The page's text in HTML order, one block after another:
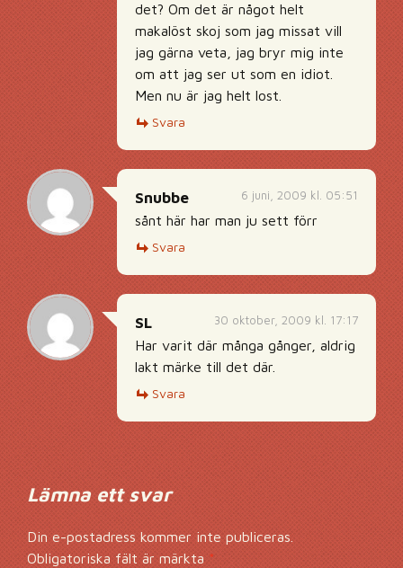
det? Om det är något helt
makalöst skoj som jag missat vill
jag gärna veta, jag bryr mig inte
om att jag ser ut som en idiot.
Men nu är jag helt lost.
Svara
6 juni, 2009 kl. 05:51
Snubbe
sånt här har man ju sett förr
Svara
30 oktober, 2009 kl. 17:17
SL
Har varit där många gånger, aldrig
lakt märke till det där.
Svara
Lämna ett svar
Din e-postadress kommer inte publiceras.
Obligatoriska fält är märkta*